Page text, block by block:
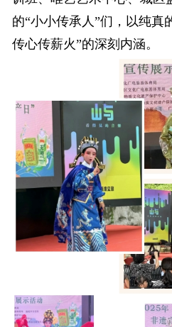
的“小小传承人”们，以纯真
传心传薪火”的深刻内涵。